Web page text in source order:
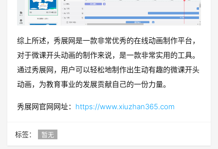
综上所述，秀展网是一款非常优秀的在线动画制作平台，
对于微课开头动画的制作来说，是一款非常实用的工具。
通过秀展网，用户可以轻松地制作出生动有趣的微课开头
动画，为教育事业的发展贡献自己的一份力量。
秀展网官网网址： https://www.xiuzhan365.com
标签： 暂无